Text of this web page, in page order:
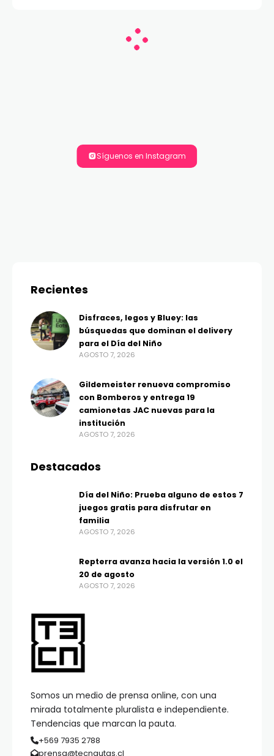
Síguenos en Instagram
Somos un medio de prensa online, con una
mirada totalmente pluralista e independiente.
Tendencias que marcan la pauta.
+569 7935 2788
prensa@tecnautas.cl
Recientes
Disfraces, legos y Bluey: las
búsquedas que dominan el delivery
para el Día del Niño
AGOSTO 7, 2026
Gildemeister renueva compromiso
con Bomberos y entrega 19
camionetas JAC nuevas para la
institución
AGOSTO 7, 2026
Destacados
Día del Niño: Prueba alguno de estos 7
juegos gratis para disfrutar en
familia
AGOSTO 7, 2026
Repterra avanza hacia la versión 1.0 el
20 de agosto
AGOSTO 7, 2026